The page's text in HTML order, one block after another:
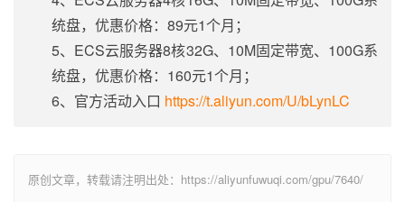
统盘，优惠价格：89元1个月；
5、ECS云服务器8核32G、10M固定带宽、100G系
统盘，优惠价格：160元1个月；
6、官方活动入口 https://t.aliyun.com/U/bLynLC
原创文章，转载请注明出处：https://aliyunfuwuqi.com/gpu/7640/